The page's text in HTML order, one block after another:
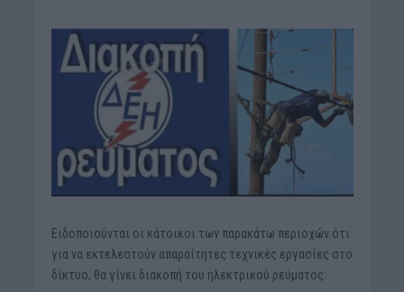
Ειδοποιούνται οι κάτοικοι των παρακάτω περιοχών ότι
για να εκτελεστούν απαραίτητες τεχνικές εργασίες στο
δίκτυο, θα γίνει διακοπή του ηλεκτρικού ρεύματος: